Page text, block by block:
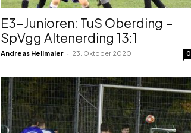
E3-Junioren: TuS Oberding –
SpVgg Altenerding 13:1
Andreas Heilmaier - 23. Oktober 2020 0